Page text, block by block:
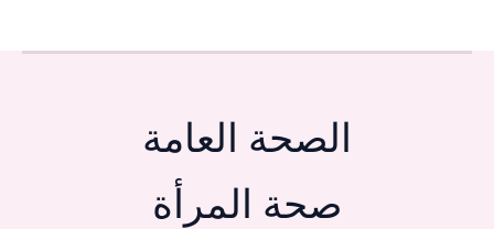
الصحة العامة
صحة المرأة